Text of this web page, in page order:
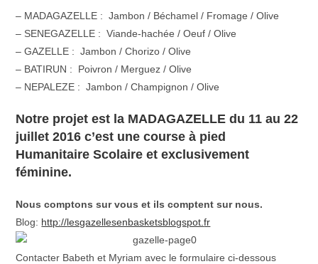
– MADAGAZELLE : Jambon / Béchamel / Fromage / Olive
– SENEGAZELLE : Viande-hachée / Oeuf / Olive
– GAZELLE : Jambon / Chorizo / Olive
– BATIRUN : Poivron / Merguez / Olive
– NEPALEZE : Jambon / Champignon / Olive
Notre projet est la MADAGAZELLE du 11 au 22
juillet 2016 c’est une course à pied
Humanitaire Scolaire et exclusivement
féminine.
Nous comptons sur vous et ils comptent sur nous.
Blog: http://lesgazellesenbasketsblogspot.fr
Contacter Babeth et Myriam avec le formulaire ci-dessous